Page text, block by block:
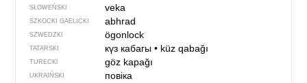
SŁOWEŃSKI veka
SZKOCKI GAELICKI abhrad
SZWEDZKI ögonlock
TATARSKI күз кабагы• küz qabağı
TURECKI göz kapağı
UKRAIŃSKI повіка